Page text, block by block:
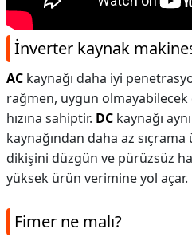
İnverter kaynak
AC kaynağı daha iyi
rağmen, uygun
hızına sahiptir. DC kaynağı
kaynağından daha az
dikişini düzgün ve pürüzsüz
yüksek ürün verimine yol açar.
Fimer ne malı?